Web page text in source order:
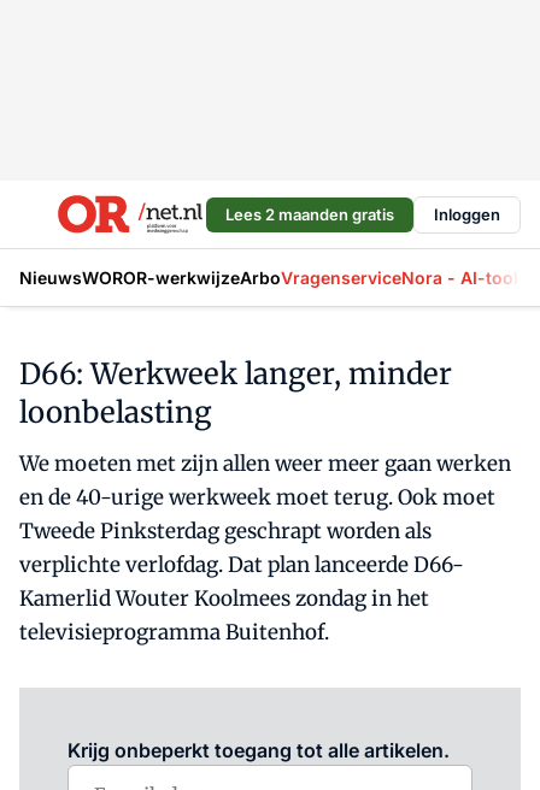
Lees 2 maanden gratis Inloggen
NieuwsWOROR-werkwijzeArboVragenserviceNora - AI-tool
D66: Werkweek langer, minder
loonbelasting
We moeten met zijn allen weer meer gaan werken
en de 40-urige werkweek moet terug. Ook moet
Tweede Pinksterdag geschrapt worden als
verplichte verlofdag. Dat plan lanceerde D66-
Kamerlid Wouter Koolmees zondag in het
televisieprogramma Buitenhof.
Krijg onbeperkt toegang tot alle artikelen.